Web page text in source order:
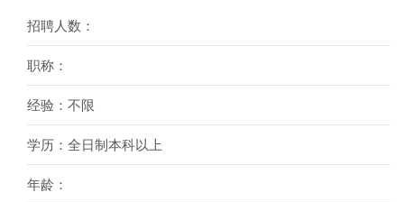
招聘人数：
职称：
经验：不限
学历：全日制本科以上
年龄：